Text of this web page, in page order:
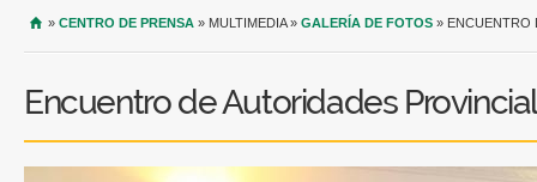
USTED SE ENCUENTRA AQUÍ
» CENTRO DE PRENSA » MULTIMEDIA » GALERÍA DE FOTOS » ENCUENTRO
Encuentro de Autoridades